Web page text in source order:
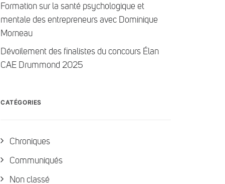
Formation sur la santé psychologique et
mentale des entrepreneurs avec Dominique
Morneau
Dévoilement des finalistes du concours Élan
CAE Drummond 2025
CATÉGORIES
Chroniques
Communiqués
Non classé